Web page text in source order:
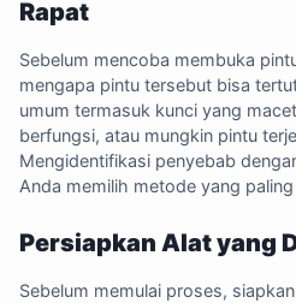
Rapat
Sebelum mencoba membuka
mengapa pintu tersebut bisa
umum termasuk kunci yang
berfungsi, atau mungkin pintu
Mengidentifikasi penyebab
Anda memilih metode yang
Persiapkan Alat yang
Sebelum memulai proses,